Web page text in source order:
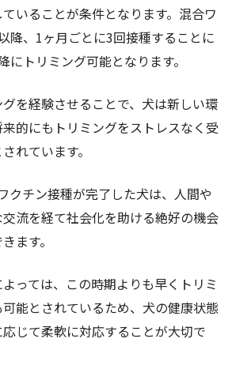
いることが条件となります。混合ワ
降、1ヶ月ごとに3回接種することに
にトリミング可能となります。
を経験させることで、犬は新しい環
的にもトリミングをストレスなく受
れています。
クチン接種が完了した犬は、人間や
流を経て社会化を助ける絶好の機会
ます。
っては、この時期よりも早くトリミ
能とされているため、犬の健康状態
じて柔軟に対応することが大切で